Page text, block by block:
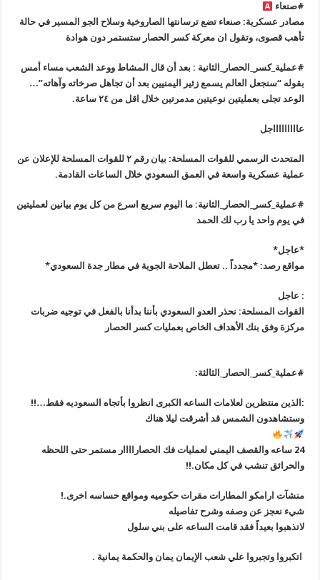
#صنعاء
مصادر عسكرية: صنعاء تضع ترسانتها الصاروخية وسلاح الجو المسير في حالة
تأهب قصوى، وتقول ان معركة كسر الحصار ستستمر دون هوادة
#عملية_كسر_الحصار_الثانية : بعد أن قال المشاط ووعد الشعب مساء أمس
بقوله “سنجعل العالم يسمع زئير اليمنيين بعد أن تجاهل صرخاته وآهاته”…
الوعد تجلى بعمليتين نوعيتين مدمرتين خلال اقل من ٢٤ ساعة.
عاااااااااجل
المتحدث الرسمي للقوات المسلحة: بيان رقم ٢ للقوات المسلحة للإعلان عن
عملية عسكرية واسعة في العمق السعودي خلال الساعات القادمة.
#عملية_كسر_الحصار_الثانية‬‏: ما اليوم سريع اسرع من كل يوم بيانين لعمليتين
في يوم واحد يا رب لك الحمد
*عاجل*
مواقع رصد: *مجدداً .. تعطل الملاحة الجوية في مطار جدة السعودي*
: ‏عاجل
القوات المسلحة: نحذر العدو السعودي بأننا بدأنا بالفعل في توجيه ضربات
مركزة وفق بنك الأهداف الخاص بعمليات كسر الحصار
:الذين منتظرين لعلامات الساعه الكبرى انظروا بأتجاه السعوديه فقط…!!
وستشاهدون الشمس قد أشرقت ليلا هناك
24 ساعه والقصف اليمني لعمليات فك الحصاراااار مستمر حتى اللحظه
والحرائق تنشب في كل مكان.!!
منشآت ارامكو المطارات مقرات حكوميه ومواقع حساسه اخرى.!
شيء نعجز عن وصفه وشرح تفاصيله
لاتذهبوا بعيداً فقد قامت الساعه على بني سلول
اتكبروا وتجبروا علي شعب الإيمان يمان والحكمة يمانية .